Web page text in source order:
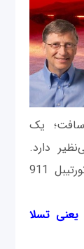
یک
دارد.
مدلی که در این عکس می‌بینید پورشه کانورتیبل 911
تسلا